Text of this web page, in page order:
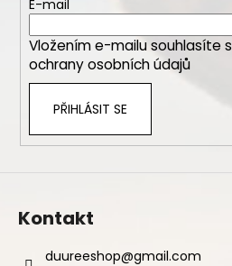
u
u
m
e
E-mail
Vložením e-mailu souhlasíte s
ochrany osobních údajů
PŘIHLÁSIT SE
Kontakt
duureeshop@gmail.com